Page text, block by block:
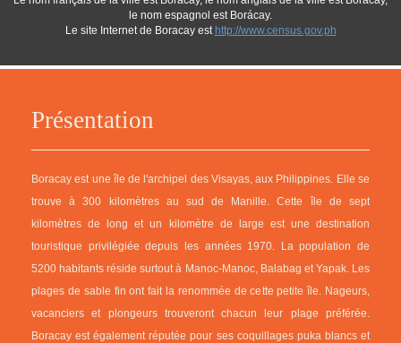
Présentation
Boracay est une île de l'archipel des Visayas, aux Philippines. Elle se
trouve à 300 kilomètres au sud de Manille. Cette île de sept
kilomètres de long et un kilomètre de large est une destination
touristique privilégiée depuis les années 1970. La population de
5200 habitants réside surtout à Manoc-Manoc, Balabag et Yapak. Les
plages de sable fin ont fait la renommée de cette petite île. Nageurs,
vacanciers et plongeurs trouveront chacun leur plage préférée.
Boracay est également réputée pour ses coquillages puka blancs et
le nom espagnol est Borácay.
Le site Internet de Boracay est http://www.census.gov.ph